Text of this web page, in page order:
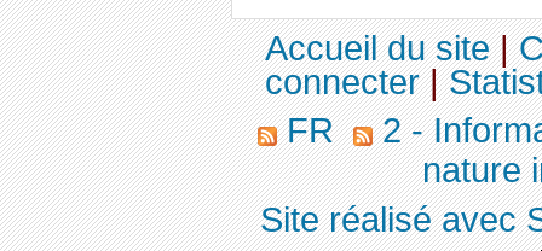
Accueil du site|
connecter|
FR
2 -
nature
Site réalisé avec